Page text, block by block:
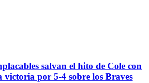
salvan el hito de Cole con
victoria por 5-4 sobre los Braves